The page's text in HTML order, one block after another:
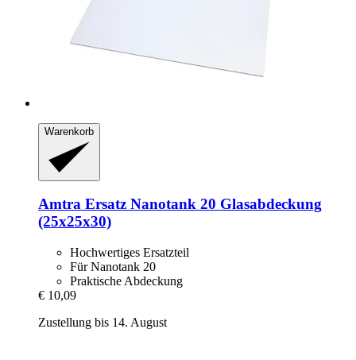
Warenkorb
Amtra Ersatz Nanotank 20 Glasabdeckung
(25x25x30)
Hochwertiges Ersatzteil
Für Nanotank 20
Praktische Abdeckung
€ 10,09
Zustellung bis 14. August